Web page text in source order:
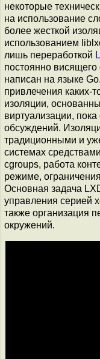
некоторые
на использование
более жесткой
использованием
лишь переработкой
постоянно
написан на языке
привлечения каких-
изоляции,
виртуализации, пока
обсуждений.
традиционными и
системах
cgroups, работа
режиме,
Основная задача
управления серией
также организация
окружений.